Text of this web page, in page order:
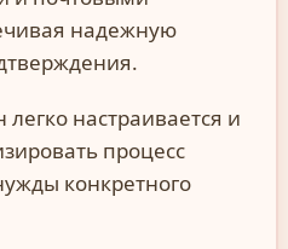
надежную
настраивается и
процесс
конкретного